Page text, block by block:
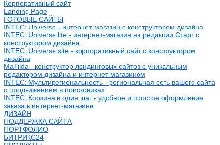
Корпоративный сайт
Landing Page
ГОТОВЫЕ САЙТЫ
INTEC: Universe - интернет-магазин с конструктором дизайна
INTEC: Universe.lite - интернет-магазин на редакции Старт с
конструктором дизайна
INTEC: Universe.site - корпоративный сайт с конструктором
дизайна
MaTilda - конструктор лендинговых сайтов с уникальным
редактором дизайна и интернет-магазином
INTEC: Мультирегиональность - региональная сеть вашего сайта
с продвижением в поисковиках
INTEC: Корзина в один шаг - удобное и простое оформление
заказа в интернет-магазине
ДИЗАЙН
ПОДДЕРЖКА САЙТА
ПОРТФОЛИО
БИТРИКС24